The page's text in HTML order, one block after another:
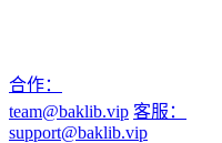
合作：
team@baklib.vip 客服：
support@baklib.vip